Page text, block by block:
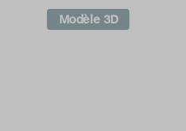
Modèle 3D